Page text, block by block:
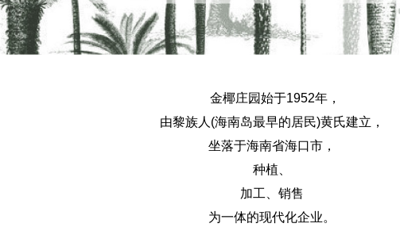
金椰庄园始于1952年，
由黎族人(海南岛最早的居民)黄氏建立，
坐落于海南省海口市，
种植、
加工、销售
为一体的现代化企业。